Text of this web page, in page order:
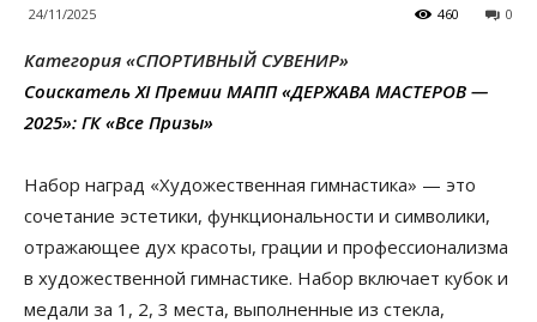
24/11/2025 0
460
Категория «СПОРТИВНЫЙ СУВЕНИР»
Соискатель XI Премии МАПП «ДЕРЖАВА МАСТЕРОВ —
2025»: ГК «Все Призы»
Набор наград «Художественная гимнастика» — это
сочетание эстетики, функциональности и символики,
отражающее дух красоты, грации и профессионализма
в художественной гимнастике. Набор включает кубок и
медали за 1, 2, 3 места, выполненные из стекла,